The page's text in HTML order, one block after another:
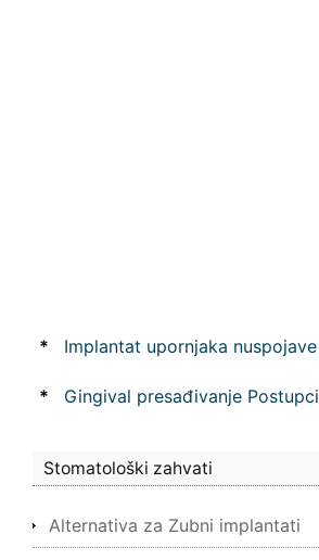
* Implantat upornjaka nuspojave
* Gingival presađivanje Postupci
Stomatološki zahvati
Alternativa za Zubni implantati